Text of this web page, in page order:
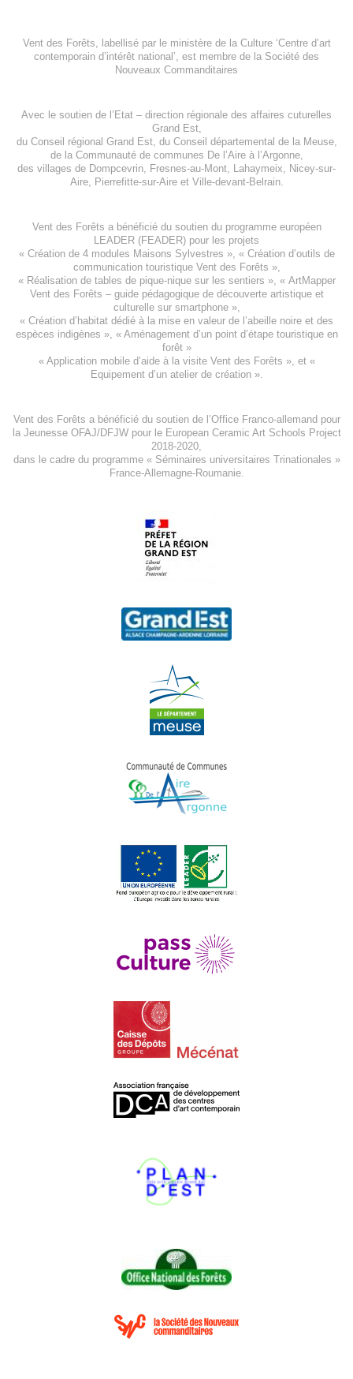
Vent des Forêts, labellisé par le ministère de la Culture ‘Centre d’art
contemporain d’intérêt national’, est membre de la Société des
Nouveaux Commanditaires
Avec le soutien de l’Etat – direction régionale des affaires cuturelles
Grand Est,
du Conseil régional Grand Est, du Conseil départemental de la Meuse,
de la Communauté de communes De l’Aire à l’Argonne,
des villages de Dompcevrin Fresnes-au-Mont Lahaymeix
Nicey-sur-
Aire, Pierrefitte-sur-Aireet Ville-devant-Belrain.
Vent des Forêts a bénéficié du soutien du programme européen
LEADER (FEADER) pour les projets
« Création de 4 modules Maisons Sylvestres », « Création d’outils de
communication touristique Vent des Forêts »,
« Réalisation de tables de pique-nique sur les sentiers », « ArtMapper
Vent des Forêts – guide pédagogique de découverte artistique et
culturelle sur smartphone »,
« Création d’habitat dédié à la mise en valeur de l’abeille noire et des
espèces indigènes », « Aménagement d’un point d’étape touristique en
forêt»
« Application mobile d’aide à la visite Vent des Forêts », et «
Equipement d’un atelier de création».
Vent des Forêts a bénéficié du soutien de l’Office Franco-allemand pour
la Jeunesse OFAJ/DFJWpour leEuropean Ceramic Art Schools Project
2018-2020
dans le cadre du programme « Séminaires universitaires Trinationales »
France-Allemagne-Roumanie.